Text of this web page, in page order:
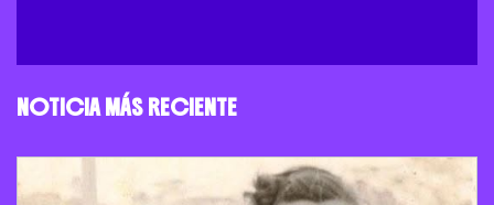
NOTICIA MÁS RECIENTE